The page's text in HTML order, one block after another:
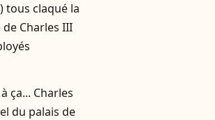
tous claqué la
Charles III
ça... Charles
du palais de